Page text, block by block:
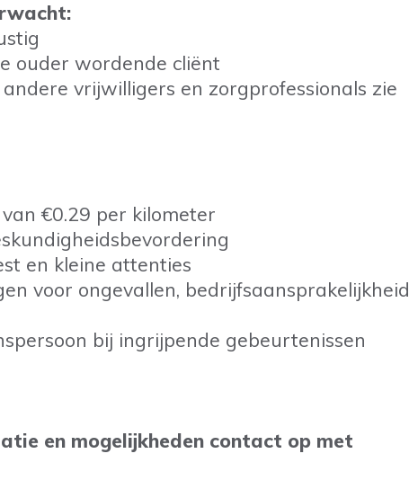
ouder wordende cliënt
vrijwilligers en zorgprofessionals zie
€0.29 per kilometer
en kleine attenties
voor ongevallen, bedrijfsaansprakelijkheid
bij ingrijpende gebeurtenissen
en mogelijkheden contact op met